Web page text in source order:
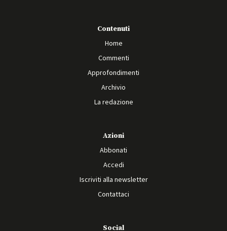
Contenuti
Home
Commenti
Approfondimenti
Archivio
La redazione
Azioni
Abbonati
Accedi
Iscriviti alla newsletter
Contattaci
Social